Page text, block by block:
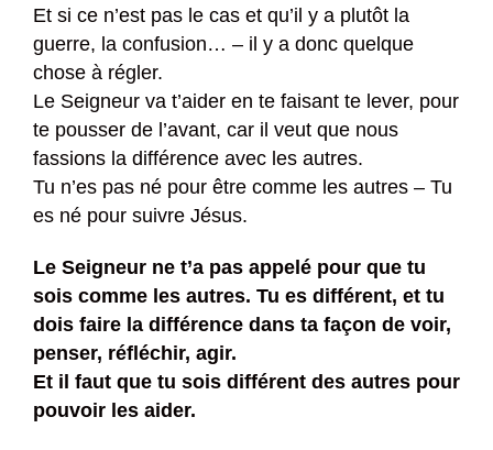
Et si ce n’est pas le cas et qu’il y a plutôt la
guerre, la confusion… – il y a donc quelque
chose à régler.
Le Seigneur va t’aider en te faisant te lever, pour
te pousser de l’avant, car il veut que nous
fassions la différence avec les autres.
Tu n’es pas né pour être comme les autres – Tu
es né pour suivre Jésus.
Le Seigneur ne t’a pas appelé pour que tu
sois comme les autres. Tu es différent, et tu
dois faire la différence dans ta façon de voir,
penser, réfléchir, agir.
Et il faut que tu sois différent des autres pour
pouvoir les aider.